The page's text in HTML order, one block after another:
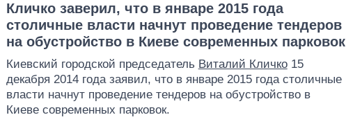
Кличко заверил, что в январе 2015 года
столичные власти начнут проведение тендеров
на обустройство в Киеве современных парковок
Киевский городской председатель Виталий Кличко15
декабря 2014 года заявил, что в январе 2015 года столичные
власти начнут проведение тендеров на обустройство в
Киеве современных парковок.